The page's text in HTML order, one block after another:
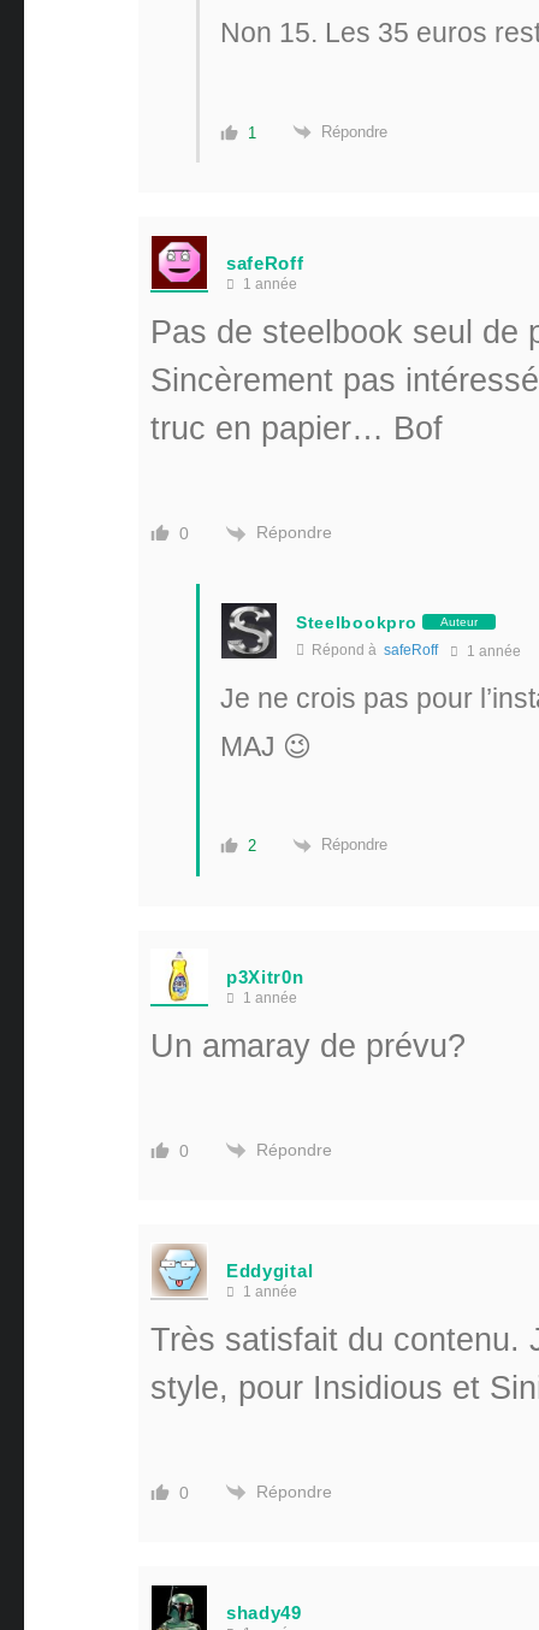
Non 15. Les 35 euros
1 Répondre
safeRoff
1 année
Pas de steelbook seul de
Sincèrement pas
truc en papier… Bof
0 Répondre
Steelbookpro Auteur
Répond à safeRoff 1 année
Je ne crois pas pour
MAJ 😉
2 Répondre
p3Xitr0n
1 année
Un amaray de prévu?
0 Répondre
Eddygital
1 année
Très satisfait du contenu.
style, pour Insidious et
0 Répondre
shady49